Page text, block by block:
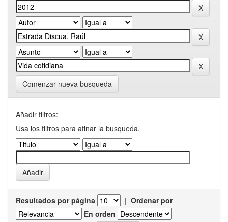
Comenzar nueva busqueda
Añadir filtros:
Usa los filtros para afinar la busqueda.
Resultados por página | Ordenar por
En orden